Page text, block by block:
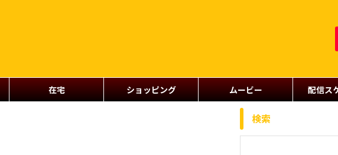
在宅 ショッピング ムービー 配信ス
検索